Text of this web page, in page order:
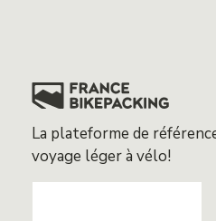
La plateforme de
voyage léger à vélo!